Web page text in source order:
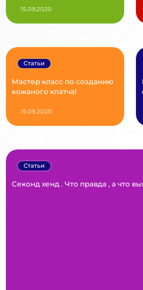
15.09.2020
Мастер класс по созданию
кожаного клатча!
Статьи
15.09.2020
Секонд хенд . Что правда , а что
Статьи